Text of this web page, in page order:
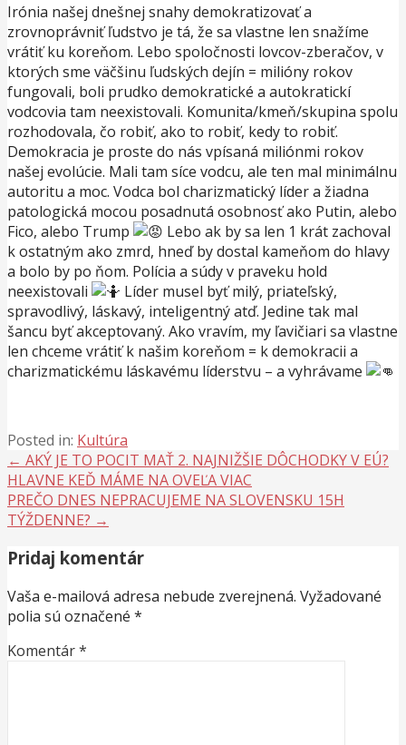
Irónia našej dnešnej snahy demokratizovať a
zrovnoprávniť ľudstvo je tá, že sa vlastne len snažíme
vrátiť ku koreňom. Lebo spoločnosti lovcov-zberačov, v
ktorých sme väčšinu ľudských dejín = milióny rokov
fungovali, boli prudko demokratické a autokratickí
vodcovia tam neexistovali. Komunita/kmeň/skupina spolu
rozhodovala, čo robiť, ako to robiť, kedy to robiť.
Demokracia je proste do nás vpísaná miliónmi rokov
našej evolúcie. Mali tam síce vodcu, ale ten mal minimálnu
autoritu a moc. Vodca bol charizmatický líder a žiadna
patologická mocou posadnutá osobnosť ako Putin, alebo
Fico, alebo Trump
Lebo ak by sa len 1 krát zachoval
k ostatným ako zmrd, hneď by dostal kameňom do hlavy
a bolo by po ňom. Polícia a súdy v praveku hold
neexistovali
Líder musel byť milý, priateľský,
spravodlivý, láskavý, inteligentný atď. Jedine tak mal
šancu byť akceptovaný. Ako vravím, my ľavičiari sa vlastne
len chceme vrátiť k našim koreňom = k demokracii a
charizmatickému láskavému líderstvu – a vyhrávame
Posted in: Kultúra
Navigácia
v
článku
← AKÝ JE TO POCIT MAŤ 2. NAJNIŽŠIE DÔCHODKY V EÚ?
HLAVNE KEĎ MÁME NA OVEĽA VIAC
PREČO DNES NEPRACUJEME NA SLOVENSKU 15H
TÝŽDENNE? →
Pridaj komentár
Vaša e-mailová adresa nebude zverejnená. Vyžadované
polia sú označené *
Komentár*